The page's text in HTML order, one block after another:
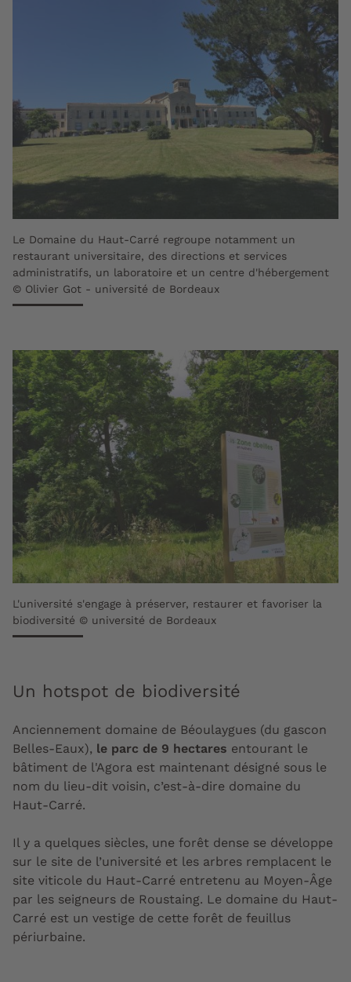
Le Domaine du Haut-Carré regroupe notamment un
restaurant universitaire, des directions et services
administratifs, un laboratoire et un centre d'hébergement
© Olivier Got - université de Bordeaux
L'université s'engage à préserver, restaurer et favoriser la
biodiversité © université de Bordeaux
Un hotspot de biodiversité
Anciennement domaine de Béoulaygues (du gascon
Belles-Eaux), le parc de 9 hectares entourant le
bâtiment de l'Agora est maintenant désigné sous le
nom du lieu-dit voisin, c’est-à-dire domaine du
Haut-Carré.
Il y a quelques siècles, une forêt dense se développe
sur le site de l’université et les arbres remplacent le
site viticole du Haut-Carré entretenu au Moyen-Âge
par les seigneurs de Roustaing. Le domaine du Haut-
Carré est un vestige de cette forêt de feuillus
périurbaine.